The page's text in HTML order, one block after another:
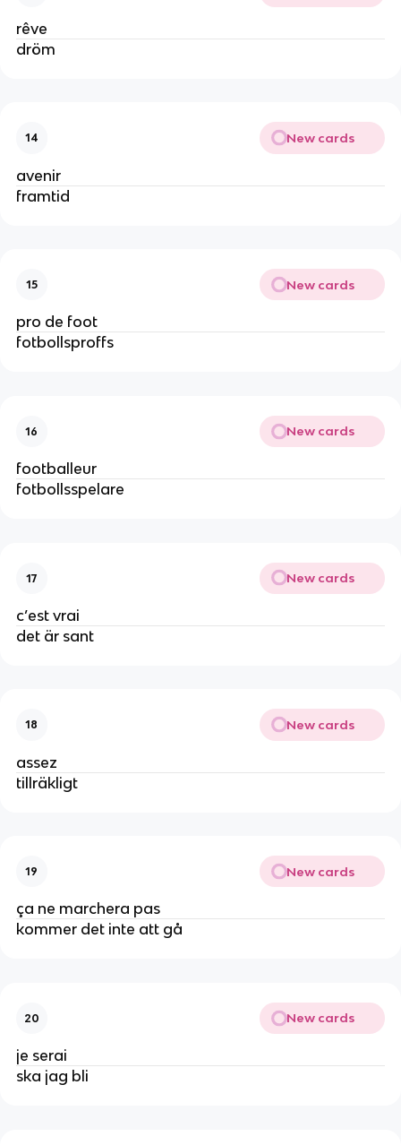
rêve
dröm
14 New cards
avenir
framtid
15 New cards
pro de foot
fotbollsproffs
16 New cards
footballeur
fotbollsspelare
17 New cards
c’est vrai
det är sant
18 New cards
assez
tillräkligt
19 New cards
ça ne marchera pas
kommer det inte att gå
20 New cards
je serai
ska jag bli